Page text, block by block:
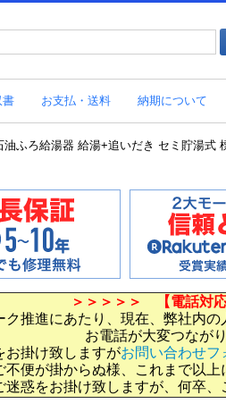
書 お支払・送料 納期について
油ふろ給湯器 給湯+追いだき セミ貯湯式
＞＞＞＞＞ 【電話対
ク推進にあたり、現在、弊社内
お電話が大変つなが
お掛け致しますがお問い合わせフ
不便が掛からぬ様、これまで以
迷惑をお掛け致しますが、何卒、